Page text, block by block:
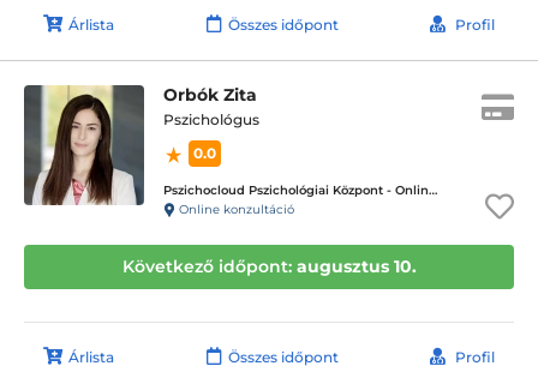
Árlista Összes időpont Profil
Orbók Zita
Pszichológus
0.0
Pszichocloud Pszichológiai Központ - Online ügyfélfogadás
Online konzultáció
Következő időpont: augusztus 10.
Árlista Összes időpont Profil